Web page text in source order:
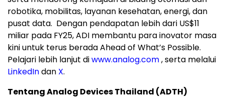
robotika, mobilitas, layanan kesehatan, energi, dan
pusat data. Dengan pendapatan lebih dari US$11
miliar pada FY25, ADI membantu para inovator masa
kini untuk terus berada Ahead of What’s Possible.
Pelajari lebih lanjut diwww.analog.com, serta melalui
LinkedIndan X.
Tentang Analog Devices Thailand (ADTH)